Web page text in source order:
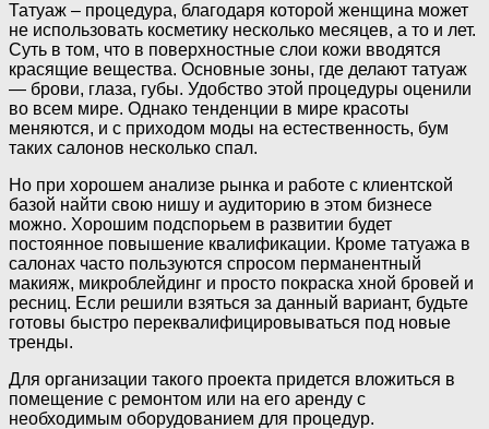
Татуаж – процедура, благодаря которой женщина может
не использовать косметику несколько месяцев, а то и лет.
Суть в том, что в поверхностные слои кожи вводятся
красящие вещества. Основные зоны, где делают татуаж
— брови, глаза, губы. Удобство этой процедуры оценили
во всем мире. Однако тенденции в мире красоты
меняются, и с приходом моды на естественность, бум
таких салонов несколько спал.
Но при хорошем анализе рынка и работе с клиентской
базой найти свою нишу и аудиторию в этом бизнесе
можно. Хорошим подспорьем в развитии будет
постоянное повышение квалификации. Кроме татуажа в
салонах часто пользуются спросом перманентный
макияж, микроблейдинг и просто покраска хной бровей и
ресниц. Если решили взяться за данный вариант, будьте
готовы быстро переквалифицировываться под новые
тренды.
Для организации такого проекта придется вложиться в
помещение с ремонтом или на его аренду с
необходимым оборудованием для процедур.